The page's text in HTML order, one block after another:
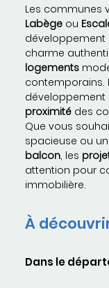
Les communes
Labège ou
développement
charme
logements
contemporains.
développement
proximité des
Que vous
spacieuse ou
balcon, les
attention pour
immobilière.
À
Dans le